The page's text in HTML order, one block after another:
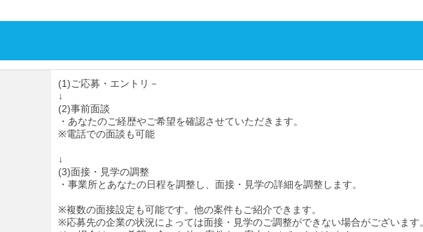
(1)ご応募・エントリ－
↓
(2)事前面談
・あなたのご経歴やご希望を確認させていただきます。
※電話での面談も可能
↓
(3)面接・見学の調整
・事業所とあなたの日程を調整し、面接・見学の詳細を調整します。
※複数の面接設定も可能です。他の案件もご紹介できます。
※応募先の企業の状況によっては面接・見学のご調整ができない場合がございます